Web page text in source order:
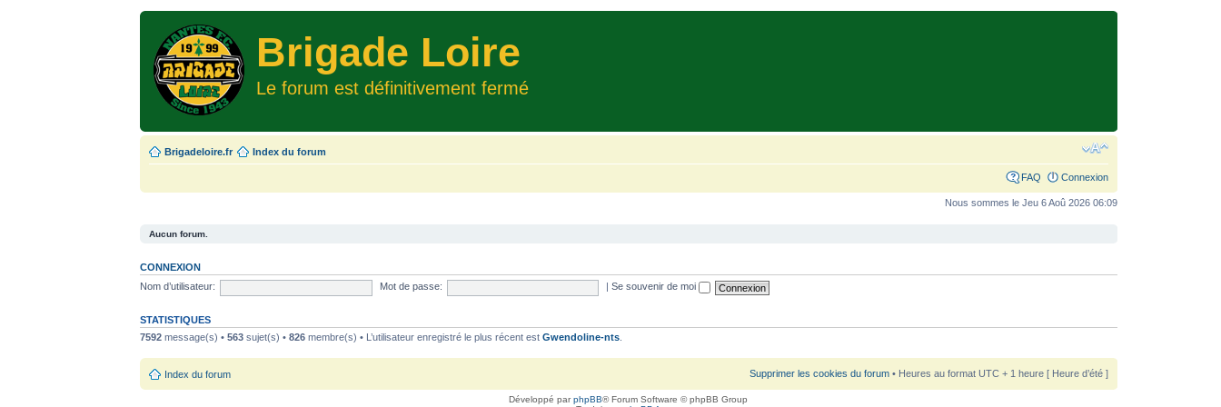
Brigade Loire
Le forum est définitivement fermé
Brigadeloire.fr Index du forum
FAQ Connexion
Nous sommes le Jeu 6 Aoû 2026 06:09
Aucun forum.
CONNEXION
Nom d’utilisateur:
Mot de passe: Se souvenir de moi
STATISTIQUES
7592 message(s) •563 sujet(s) •826 membre(s) • L’utilisateur enregistré le plus récent estGwendoline-nts
Index du forum Supprimer les cookies du forum• Heures au format UTC + 1 heure [ Heure d’été ]
Développé parphpBB® Forum Software © phpBB Group